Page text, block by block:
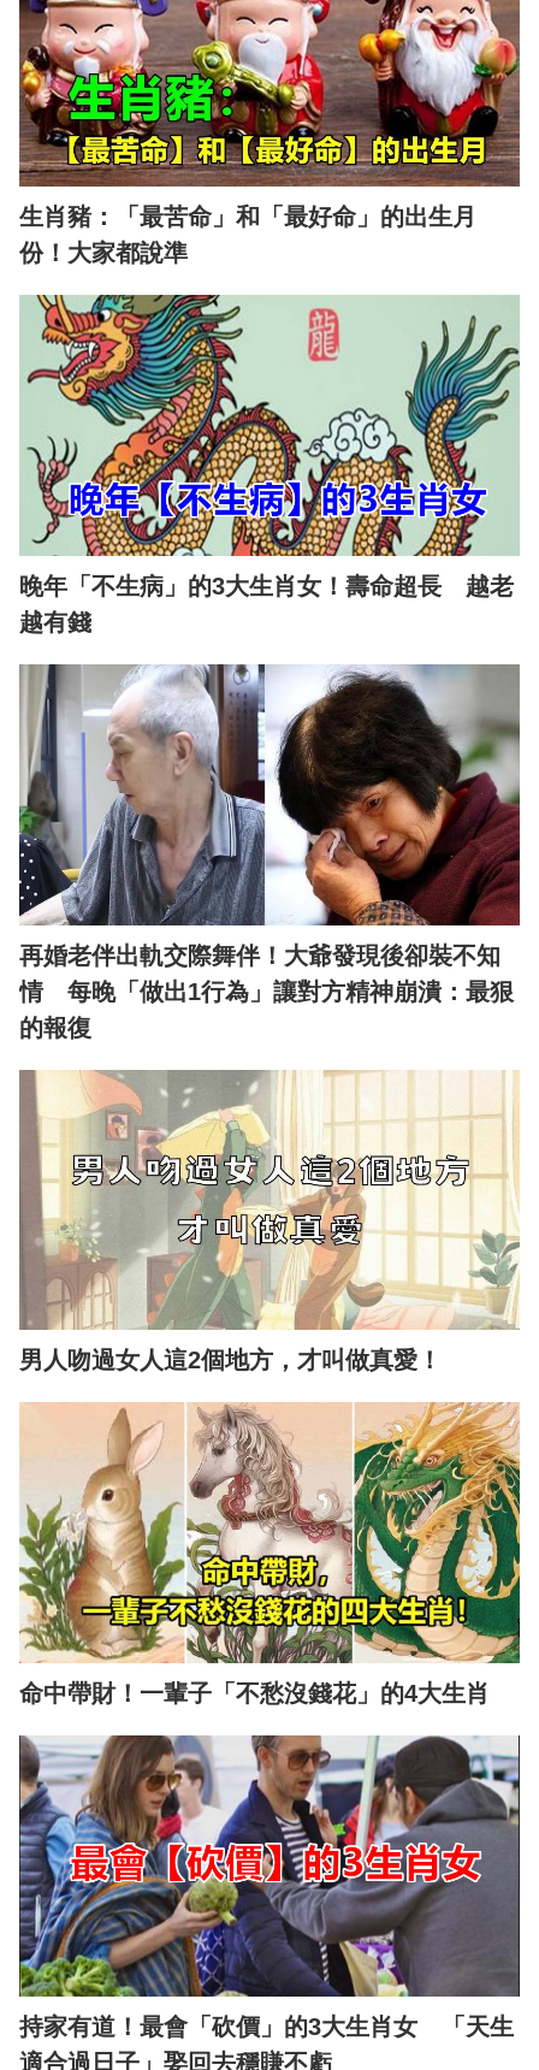
生肖豬：「最苦命」和「最好命」的出生月
份！大家都說準
晚年「不生病」的3大生肖女！壽命超長 越老
越有錢
再婚老伴出軌交際舞伴！大爺發現後卻裝不知
情 每晚「做出1行為」讓對方精神崩潰：最狠
的報復
男人吻過女人這2個地方，才叫做真愛！
命中帶財！一輩子「不愁沒錢花」的4大生肖
持家有道！最會「砍價」的3大生肖女 「天生
適合過日子」娶回去穩賺不虧